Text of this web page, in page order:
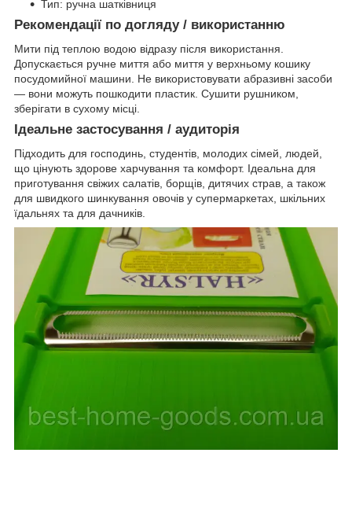
Тип: ручна шатківниця
Рекомендації по догляду / використанню
Мити під теплою водою відразу після використання.
Допускається ручне миття або миття у верхньому кошику
посудомийної машини. Не використовувати абразивні засоби
— вони можуть пошкодити пластик. Сушити рушником,
зберігати в сухому місці.
Ідеальне застосування / аудиторія
Підходить для господинь, студентів, молодих сімей, людей,
що цінують здорове харчування та комфорт. Ідеальна для
приготування свіжих салатів, борщів, дитячих страв, а також
для швидкого шинкування овочів у супермаркетах, шкільних
їдальнях та для дачників.